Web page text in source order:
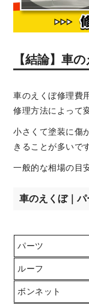
【結論】車
車のえくぼ修理費
修理方法によって
小さくて塗装に傷
きることが多いで
一般的な相場の目
車のえくぼ｜
パーツ
ルーフ
ボンネット